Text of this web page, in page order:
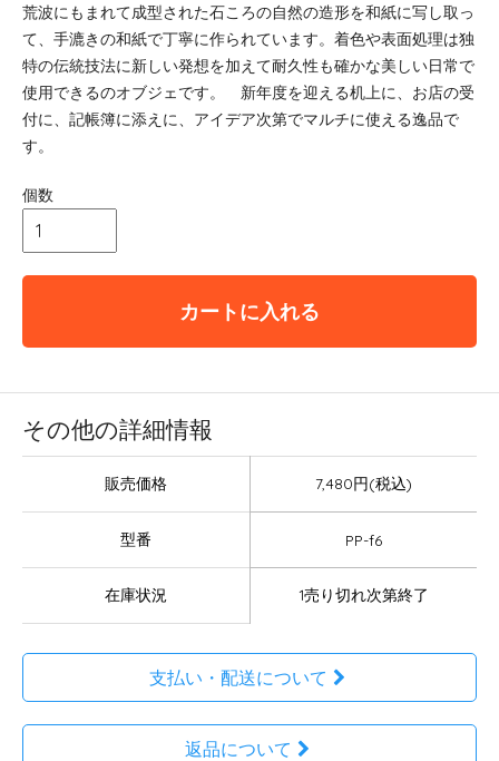
荒波にもまれて成型された石ころの自然の造形を和紙に写し取っ
て、手漉きの和紙で丁寧に作られています。着色や表面処理は独
特の伝統技法に新しい発想を加えて耐久性も確かな美しい日常で
使用できるのオブジェです。 新年度を迎える机上に、お店の受
付に、記帳簿に添えに、アイデア次第でマルチに使える逸品で
す。
個数
カートに入れる
その他の詳細情報
販売価格 7,480円(税込)
型番 PP-f6
在庫状況 1売り切れ次第終了
支払い・配送について
返品について